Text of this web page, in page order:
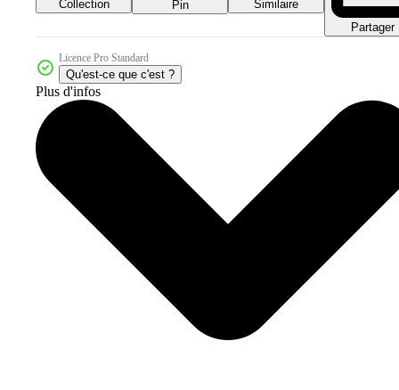
Collection Pin
Similaire
Partager
Licence Pro Standard
Qu'est-ce que c'est ?
Plus d'infos